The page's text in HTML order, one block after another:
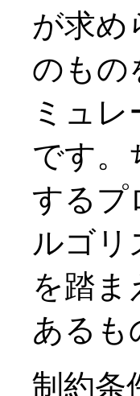
が求め
のもの
ミュ
です。
するプ
ルゴリ
を踏ま
あるも
制約条